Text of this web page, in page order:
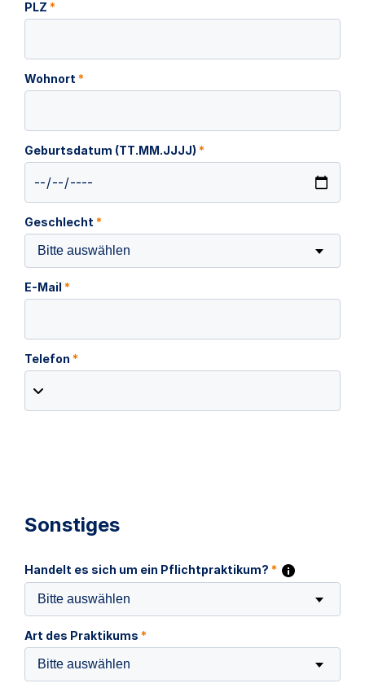
PLZ *
Wohnort *
Geburtsdatum (TT.MM.JJJJ) *
Geschlecht *
Bitte auswählen
E-Mail *
Telefon *
Sonstiges
Handelt es sich um ein Pflichtpraktikum? *
Bitte auswählen
Art des Praktikums *
Bitte auswählen